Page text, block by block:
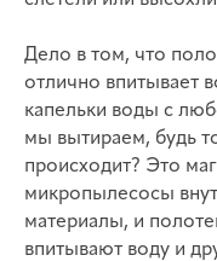
Дело в том, что
отлично впитывает
капельки воды с
мы вытираем, будь
происходит? Это
микропылесосы
материалы, и
впитывают воду и